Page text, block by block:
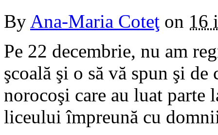
By Ana-Maria Coteţ on 16
Pe 22 decembrie, nu am
şcoală şi o să vă spun şi
norocoşi care au luat parte
liceului împreună cu